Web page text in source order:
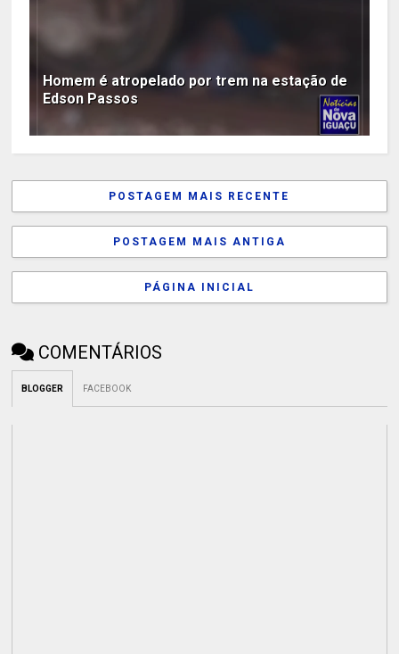
Homem é atropelado por trem na estação de
Edson Passos
POSTAGEM MAIS RECENTE
POSTAGEM MAIS ANTIGA
PÁGINA INICIAL
COMENTÁRIOS
BLOGGER FACEBOOK